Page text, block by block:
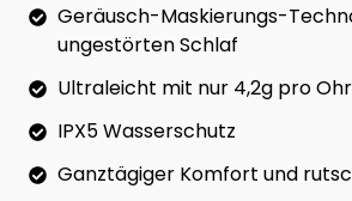
Geräusch-Maskierungs-
ungestörten Schlaf
Ultraleicht mit nur 4,2g pro
IPX5 Wasserschutz
Ganztägiger Komfort und